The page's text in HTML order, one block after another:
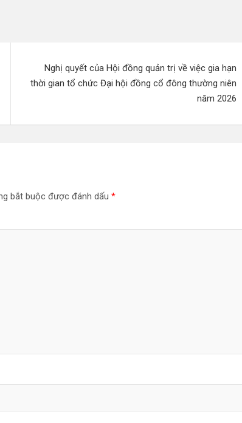
Nghị quyết của Hội đồng quản trị về việc gia hạn
thời gian tổ chức Đại hội đồng cổ đông thường niên
năm 2026
bắt buộc được đánh dấu *